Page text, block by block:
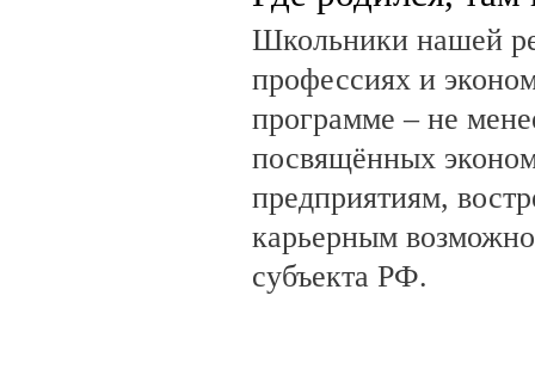
Школьники нашей
профессиях и
программе – не
посвящённых
предприятиям,
карьерным
субъекта РФ.